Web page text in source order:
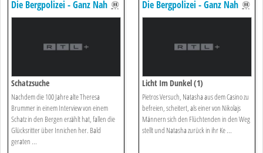
Die Bergpolizei - Ganz Nah
Am Himmel
Schatzsuche
Nachdem die 100 Jahre alte Theresa
Brummer in einem Interview von einem
Schatz in den Bergen erzählt hat, fallen die
Glücksritter über Innichen her. Bald
geraten ...
Die Bergpolizei - Ganz Nah
Am Himmel
Licht Im Dunkel (1)
Pietros Versuch, Natasha aus dem Casino zu
befreien, scheitert, als einer von Nikolajs
Männern sich den Flüchtenden in den Weg
stellt und Natasha zurück in ihr Ke ...